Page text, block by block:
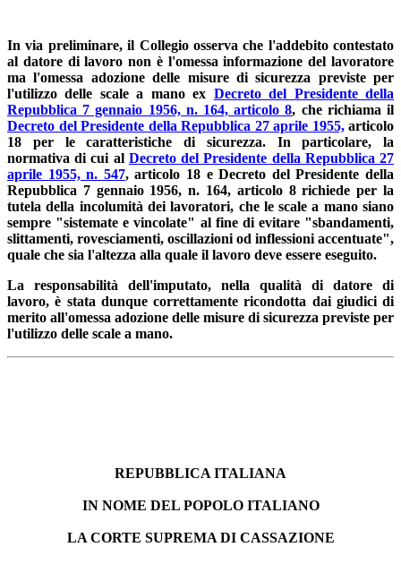
In via preliminare, il Collegio osserva che l'addebito contestato
al datore di lavoro non è l'omessa informazione del lavoratore
ma l'omessa adozione delle misure di sicurezza previste per
l'utilizzo delle scale a mano ex Decreto del Presidente della
Repubblica 7 gennaio 1956, n. 164, articolo 8, che richiama il
Decreto del Presidente della Repubblica 27 aprile 1955,articolo
18 per le caratteristiche di sicurezza. In particolare, la
normativa di cui al Decreto del Presidente della Repubblica 27
aprile 1955, n. 547, articolo 18 e Decreto del Presidente della
Repubblica 7 gennaio 1956, n. 164, articolo 8 richiede per la
tutela della incolumità dei lavoratori, che le scale a mano siano
sempre "sistemate e vincolate" al fine di evitare "sbandamenti,
slittamenti, rovesciamenti, oscillazioni od inflessioni accentuate",
quale che sia l'altezza alla quale il lavoro deve essere eseguito.
La responsabilità dell'imputato, nella qualità di datore di
lavoro, è stata dunque correttamente ricondotta dai giudici di
merito all'omessa adozione delle misure di sicurezza previste per
l'utilizzo delle scale a mano.
REPUBBLICA ITALIANA
IN NOME DEL POPOLO ITALIANO
LA CORTE SUPREMA DI CASSAZIONE